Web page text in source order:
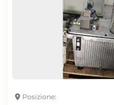
Posizione